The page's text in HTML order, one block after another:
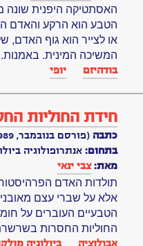
האסתטיקה היפנית
הטבע הוא הרקע והאדם
או לצייר הוא גוף
המשיכה המינית.
בודהיזם יופי
חידת החוליות
כתבה (פורסם בנובמבר, 1989)
בתחום: אנתרופולוגיה
מאת:צבי ינאי
תולדות האדם
אלא על שברי עצם
הטבעיים העוברים על
החוליות החסרות
אבולוציה ביולוגיה